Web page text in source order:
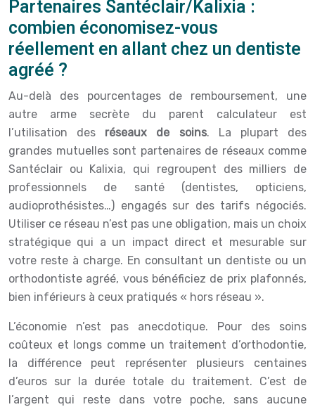
Partenaires Santéclair/Kalixia :
combien économisez-vous
réellement en allant chez un dentiste
agréé ?
Au-delà des pourcentages de remboursement, une
autre arme secrète du parent calculateur est
l’utilisation des réseaux de soins. La plupart des
grandes mutuelles sont partenaires de réseaux comme
Santéclair ou Kalixia, qui regroupent des milliers de
professionnels de santé (dentistes, opticiens,
audioprothésistes…) engagés sur des tarifs négociés.
Utiliser ce réseau n’est pas une obligation, mais un choix
stratégique qui a un impact direct et mesurable sur
votre reste à charge. En consultant un dentiste ou un
orthodontiste agréé, vous bénéficiez de prix plafonnés,
bien inférieurs à ceux pratiqués « hors réseau ».
L’économie n’est pas anecdotique. Pour des soins
coûteux et longs comme un traitement d’orthodontie,
la différence peut représenter plusieurs centaines
d’euros sur la durée totale du traitement. C’est de
l’argent qui reste dans votre poche, sans aucune